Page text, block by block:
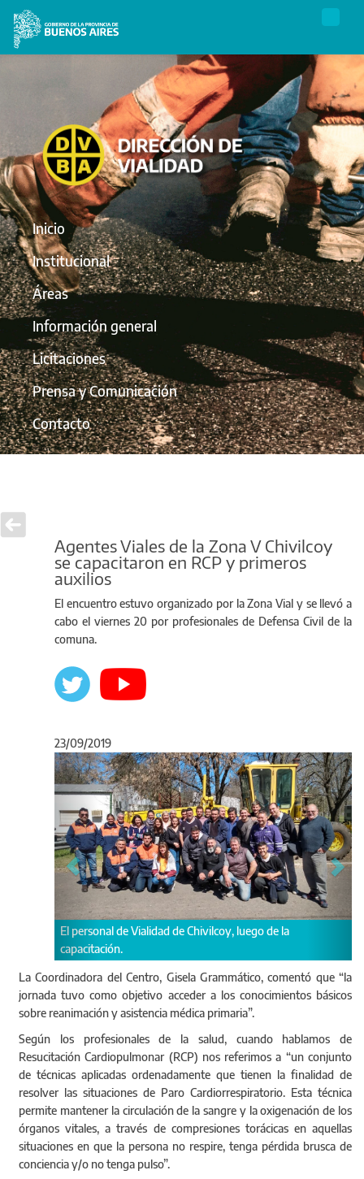
Inicio
Institucional
Áreas
Información general
Licitaciones
Prensa y Comunicación
Contacto
Agentes Viales de la Zona V Chivilcoy
se capacitaron en RCP y primeros
auxilios
El encuentro estuvo organizado por la Zona Vial y se llevó a
cabo el viernes 20 por profesionales de Defensa Civil de la
comuna.
23/09/2019
de Vialidad de Chivilcoy, luego de la
Hubo una
técnicas
Anterior
La Coordinadora del Centro, Gisela Grammático, comentó que “la
jornada tuvo como objetivo acceder a los conocimientos básicos
sobre reanimación y asistencia médica primaria”.
Según los profesionales de la salud, cuando hablamos de
Resucitación Cardiopulmonar (RCP) nos referimos a “un conjunto
de técnicas aplicadas ordenadamente que tienen la finalidad de
resolver las situaciones de Paro Cardiorrespiratorio. Esta técnica
permite mantener la circulación de la sangre y la oxigenación de los
órganos vitales, a través de compresiones torácicas en aquellas
situaciones en que la persona no respire, tenga pérdida brusca de
conciencia y/o no tenga pulso”.